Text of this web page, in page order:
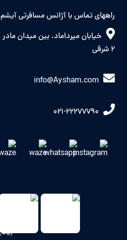
راههای تماس با آژانس مسافرتی آیشم
2 شرقی